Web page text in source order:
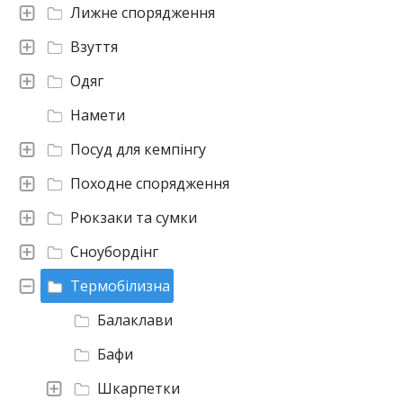
Термобілизна
Балаклави
Бафи
Шкарпетки
Сноубордінг
Рюкзаки та сумки
Походне спорядження
Посуд для кемпінгу
Намети
Одяг
Взуття
Лижне спорядження